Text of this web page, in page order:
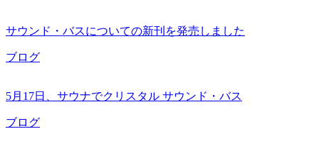
サウンド・バスについての新刊を発売しました
ブログ
5月17日、サウナでクリスタル サウンド・バス
ブログ